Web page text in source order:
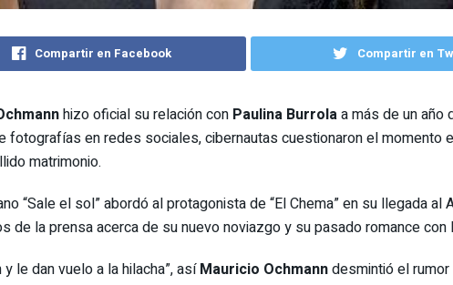
Compartir en Facebook Compartir en
hizo oficial su relación con Paulina Burrolaa más de un año
fotografías en redes sociales, cibernautas cuestionaron el
matrimonio.
“Sale el sol” abordó al protagonista de “El Chema” en su llegada
de la prensa acerca de su nuevo noviazgo y su pasado romance con
le dan vuelo a la hilacha”, asíMauricio Ochmanndesmintió el